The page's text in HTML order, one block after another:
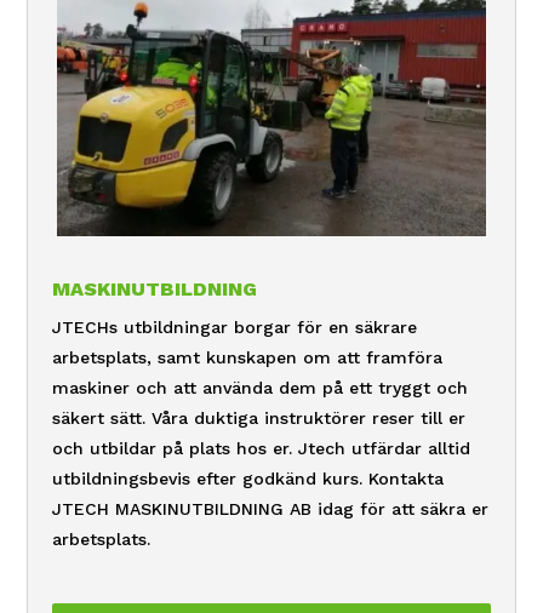
MASKINUTBILDNING
JTECHs utbildningar borgar för en säkrare
arbetsplats, samt kunskapen om att framföra
maskiner och att använda dem på ett tryggt och
säkert sätt. Våra duktiga instruktörer reser till er
och utbildar på plats hos er. Jtech utfärdar alltid
utbildningsbevis efter godkänd kurs. Kontakta
JTECH MASKINUTBILDNING AB idag för att säkra er
arbetsplats.